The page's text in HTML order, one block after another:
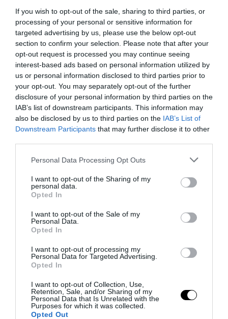
If you wish to opt-out of the sale, sharing to third parties, or
processing of your personal or sensitive information for
targeted advertising by us, please use the below opt-out
section to confirm your selection. Please note that after your
opt-out request is processed you may continue seeing
interest-based ads based on personal information utilized by
us or personal information disclosed to third parties prior to
your opt-out. You may separately opt-out of the further
disclosure of your personal information by third parties on the
IAB’s list of downstream participants. This information may
also be disclosed by us to third parties on the IAB’s List of
Downstream Participants that may further disclose it to other
Please note that this website/app uses one or more Google
not limited to your visit or usage behaviour. You may click to
grant or deny consent to Google and its third-party tags to
use your data for below specified purposes in below Google
consent section.
Personal Data Processing Opt Outs
I want to opt-out of the Sharing of my
personal data.
Opted In
I want to opt-out of the Sale of my
Personal Data.
Opted In
I want to opt-out of processing my
Personal Data for Targeted Advertising.
Opted In
I want to opt-out of Collection, Use,
Retention, Sale, and/or Sharing of my
Personal Data that Is Unrelated with the
Purposes for which it was collected.
Opted Out
bassi, automaticamente ti poni nell’ottica neoliberale del
monetarismo di Chicago, che tu lo voglia o meno. E
l’ignoranza, fino a prova contraria, non è una scusante ma
una aggravante.
CONVIDIDI 0
Dopo Boko Haram, il “dittatore Pyongyang”: la nuova perla di
next post
finanzia le delocalizzazioni